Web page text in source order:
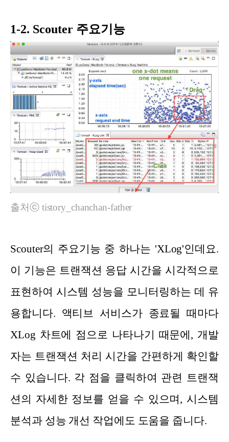
1-2. Scouter 주요기능
출처ⓒ tistory_chanchan-father
Scouter의 주요기능 중 하나는 'XLog'인데요.
이 기능은 트랜잭션 응답 시간을 시각적으로
표현하여 시스템 성능을 모니터링하는 데 유
용합니다. 액티브 서비스가 종료될 때마다
XLog 차트에 점으로 나타나기 때문에, 개발
자는 트랜잭션 처리 시간을 간편하게 확인할
수 있습니다. 각 점을 클릭하여 관련 트랜잭
션의 자세한 정보를 얻을 수 있으며, 시스템
분석과 성능 개선 작업에도 도움을 줍니다.